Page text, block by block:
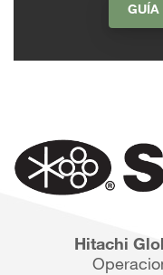
GUÍA
Hitachi